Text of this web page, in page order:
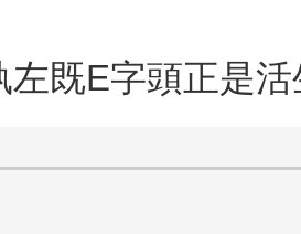
左既E字頭正是